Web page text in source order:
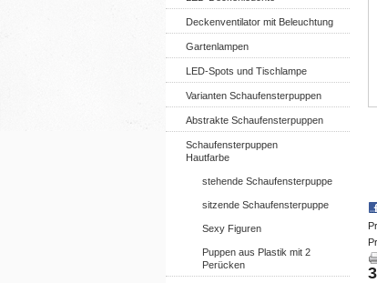
Deckenventilator mit Beleuchtung
Gartenlampen
LED-Spots und Tischlampe
Varianten Schaufensterpuppen
Abstrakte Schaufensterpuppen
Schaufensterpuppen
Hautfarbe
stehende Schaufensterpuppe
sitzende Schaufensterpuppe
Sexy Figuren
Puppen aus Plastik mit 2
Perücken